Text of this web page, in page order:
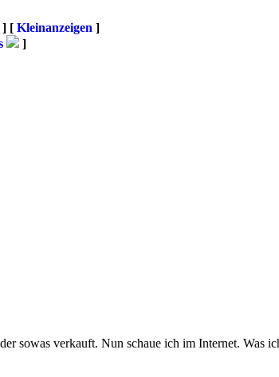
] [ Kleinanzeigen ]
]
sowas verkauft. Nun schaue ich im Internet. Was